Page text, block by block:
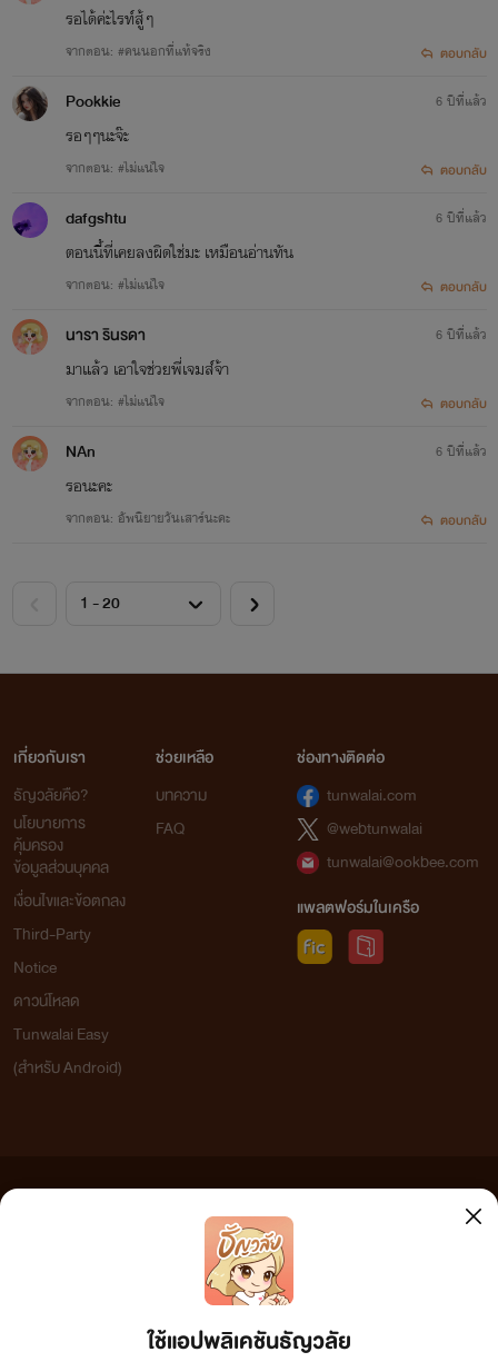
รอได้ค่ะไรท์สู้ๆ
จากตอน: #คนนอกที่แท้จริง ตอบกลับ
Pookkie
รอๆๆนะจ๊ะ
จากตอน: #ไม่แน่ใจ
6 ปีที่แล้ว
ตอบกลับ
dafgshtu
ตอนนี้ที่เคยลงผิดใช่มะ เหมือนอ่านทัน
จากตอน: #ไม่แน่ใจ
6 ปีที่แล้ว
ตอบกลับ
นารา รินรดา
มาแล้ว เอาใจช่วยพี่เจมส์จ้า
จากตอน: #ไม่แน่ใจ
6 ปีที่แล้ว
ตอบกลับ
NAn
รอนะคะ
จากตอน: อัพนิยายวันเสาร์นะคะ
6 ปีที่แล้ว
ตอบกลับ
ใช้แอปพลิเคชันธัญวลัย
เกี่ยวกับเรา
ธัญวลัยคือ?
นโยบายการ
คุ้มครอง
ข้อมูลส่วนบุคคล
เงื่อนไขและข้อตกลง
Third-Party
Notice
ดาวน์โหลด
Tunwalai Easy
(สำหรับ Android)
ช่วยเหลือ
บทความ
FAQ
ช่องทางติดต่อ
tunwalai.com
@webtunwalai
tunwalai@ookbee.com
แพลตฟอร์มในเครือ
เว็บไซต์แห่งนี้ไม่ได้เห็นด้วยและไม่ขอรับผิดชอบต่อข้อความใดๆ ทั้งสิ้น ดังนั้นผู้อ่านทุกท่านโปรดใช้
วิจารณญาณในการกลั่นกรองด้วยตนเอง และหากท่านพบข้อความใดๆ ที่ขัดต่อกฎหมายและศีลธรรม
กรุณาแจ้งมาที่ tunwalai@ookbee.com เพื่อทีมงานจะได้ดำเนินการในทันที ทั้งนี้ ทางเว็บไซต์ขอสงวน
ลิขสิทธิ์ตามพระราชบัญญัติลิขสิทธิ์ (ฉบับเพิ่มเติม) พ.ศ.2558